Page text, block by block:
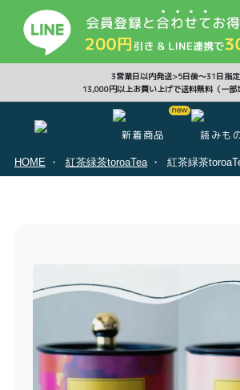
3営業日以内発送>5日後〜31日指
13,000円以上お買い上げで送料無料（一部
新着商品 読みも
商品一覧
HOME 紅茶緑茶toroaTea 紅茶緑茶